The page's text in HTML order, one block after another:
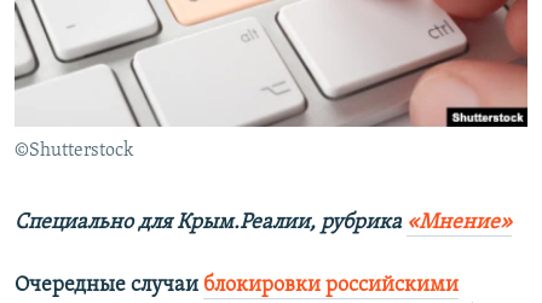
ПОБЕДИТЕЛЕЙ НЕ СУДЯТ?
КРЫМ.НЕПОКОРЕННЫЙ
УКРАИНСКАЯ ПРОБЛЕМА КРЫМА
ПРИСОЕДИНЯЙТЕСЬ!
©Shutterstock
Специально для Крым.Реалии, рубрика «Мнение»
Очередные случаи блокировки российскими